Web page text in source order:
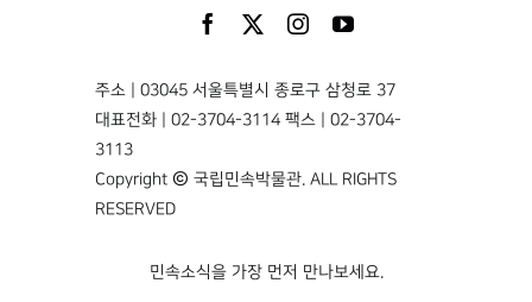
주소 | 03045 서울특별시 종로구 삼청로 37
대표전화 | 02-3704-3114 팩스 | 02-3704-
3113
Copyright © 국립민속박물관. ALL RIGHTS
RESERVED
민속소식을 가장 먼저 만나보세요.